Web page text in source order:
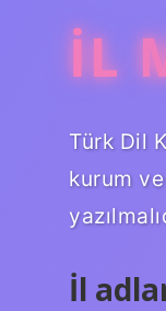
İL
Türk Dil
kurum
İl